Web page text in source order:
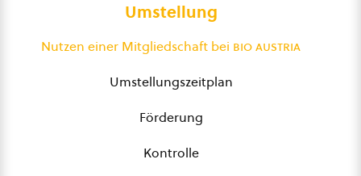
Umstellung
Nutzen einer Mitgliedschaft bei bio austria
Umstellungszeitplan
Förderung
Kontrolle